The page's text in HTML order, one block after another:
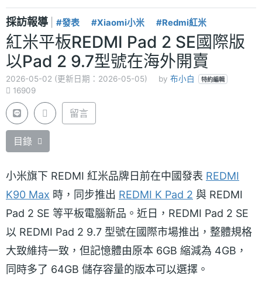
採訪報導 #發表 #Xiaomi小米 #Redmi紅米
紅米平板REDMI Pad 2 SE國際版
以Pad 2 9.7型號在海外開賣
2026-05-02 (更新日期：2026-05-05) by 布小白 特約編輯
16909
留言
目錄
小米旗下 REDMI 紅米品牌日前在中國發表 REDMI
K90 Max 時，同步推出 REDMI K Pad 2 與 REDMI
Pad 2 SE 等平板電腦新品。近日，REDMI Pad 2 SE
以 REDMI Pad 2 9.7 型號在國際市場推出，整體規格
大致維持一致，但記憶體由原本 6GB 縮減為 4GB，
同時多了 64GB 儲存容量的版本可以選擇。